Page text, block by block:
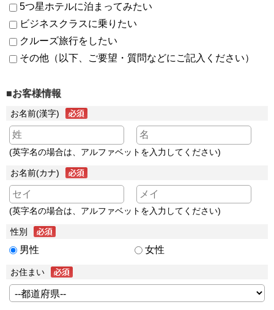
5つ星ホテルに泊まってみたい
ビジネスクラスに乗りたい
クルーズ旅行をしたい
その他（以下、ご要望・質問などにご記入ください）
■お客様情報
お名前(漢字)
(英字名の場合は、アルファベットを入力してください)
お名前(カナ)
(英字名の場合は、アルファベットを入力してください)
性別
男性 女性
お住まい